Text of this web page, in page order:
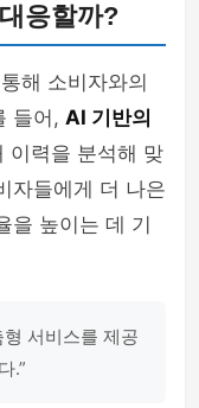
응할까?
해 소비자와의
들어, AI 기반의
이력을 분석해 맞
자들에게 더 나은
을 높이는 데 기
서비스를 제공
.”